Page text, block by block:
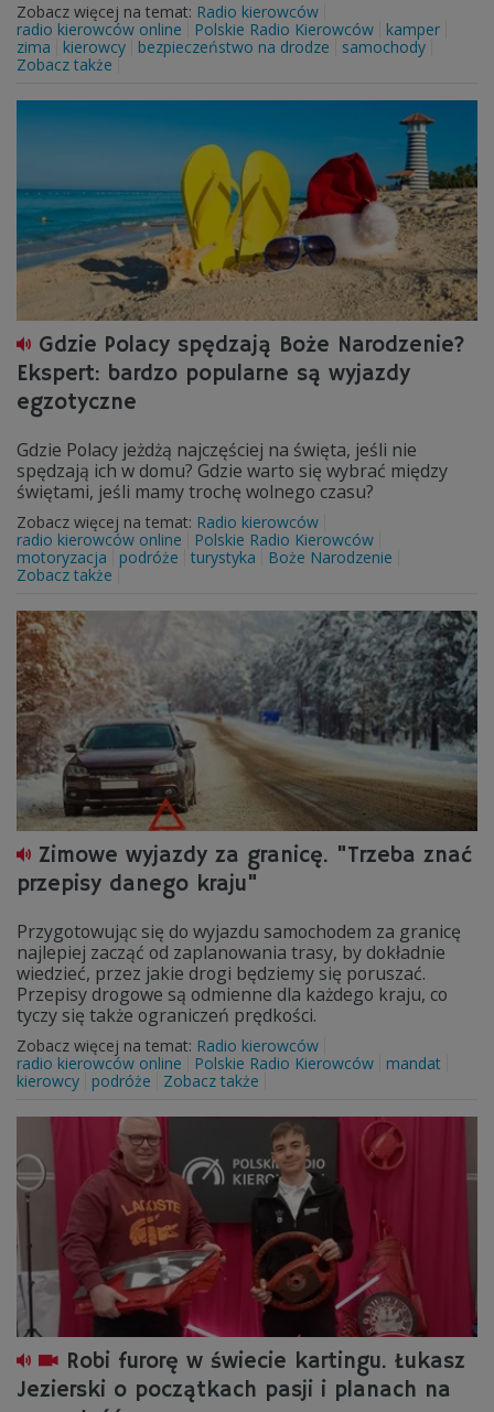
Zobacz więcej na temat: Radio kierowców
radio kierowców online
Polskie Radio Kierowców
kamper
zima
kierowcy bezpieczeństwo na drodze
samochody
Zobacz także
Gdzie Polacy spędzają Boże Narodzenie?
Ekspert: bardzo popularne są wyjazdy
egzotyczne
Gdzie Polacy jeżdżą najczęściej na święta, jeśli nie
spędzają ich w domu? Gdzie warto się wybrać między
świętami, jeśli mamy trochę wolnego czasu?
Zobacz więcej na temat: Radio kierowców
radio kierowców online
Polskie Radio Kierowców
motoryzacja
podróże turystyka
Boże Narodzenie
Zobacz także
Zimowe wyjazdy za granicę. "Trzeba znać
przepisy danego kraju"
Przygotowując się do wyjazdu samochodem za granicę
najlepiej zacząć od zaplanowania trasy, by dokładnie
wiedzieć, przez jakie drogi będziemy się poruszać.
Przepisy drogowe są odmienne dla każdego kraju, co
tyczy się także ograniczeń prędkości.
Zobacz więcej na temat: Radio kierowców
radio kierowców online
Polskie Radio Kierowców
mandat
kierowcy
podróże Zobacz także
Robi furorę w świecie kartingu. Łukasz
Jezierski o początkach pasji i planach na